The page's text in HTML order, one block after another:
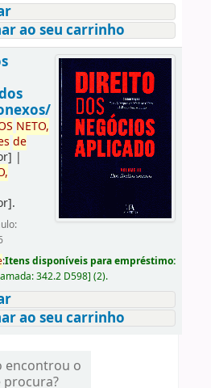
ao seu carrinho
NETO,
de
|
.
:Itens disponíveis para empréstimo:
342.2 D598] (2).
ao seu carrinho
encontrou o
procura?